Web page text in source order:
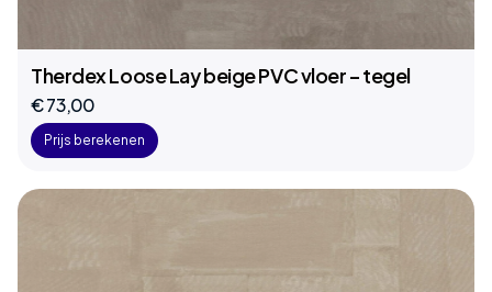
Therdex Loose Lay beige PVC vloer – tegel
€ 73,00
Prijs berekenen